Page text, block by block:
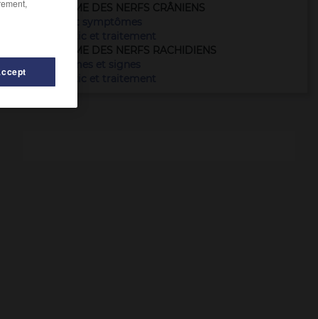
NEURINOME DES NERFS CRÂNIENS
NEURINOME DES NERFS RACHIDIENS